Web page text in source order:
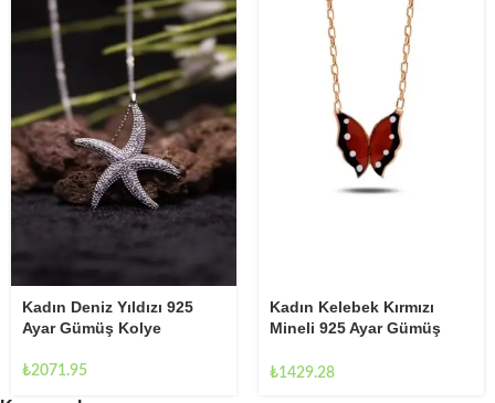
Kadın Deniz Yıldızı 925
Ayar Gümüş Kolye
₺2071.95
Kadın Kelebek Kırmızı
Mineli 925 Ayar Gümüş
₺1429.28